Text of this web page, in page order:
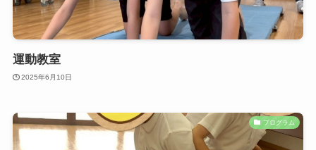
運動教室
2025年6月10日
プログラム